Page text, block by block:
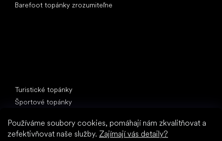
Používáme soubory cookies, pomáhají nám zkvalitňovat a
zefektivňovat naše služby. Zajímají vás detaily?
Barefoot topánky zrozumiteľne
Turistické topánky
Športové topánky
Ponožkotopánky